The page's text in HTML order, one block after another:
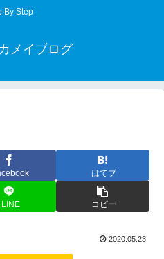
By Step
メイブログ
はてブ
LINE コピー
2020.05.23